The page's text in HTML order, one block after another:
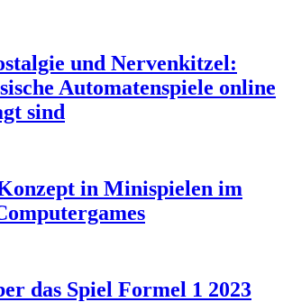
und Nervenkitzel:
Automatenspiele online
sind
in Minispielen im
das Spiel Formel 1 2023